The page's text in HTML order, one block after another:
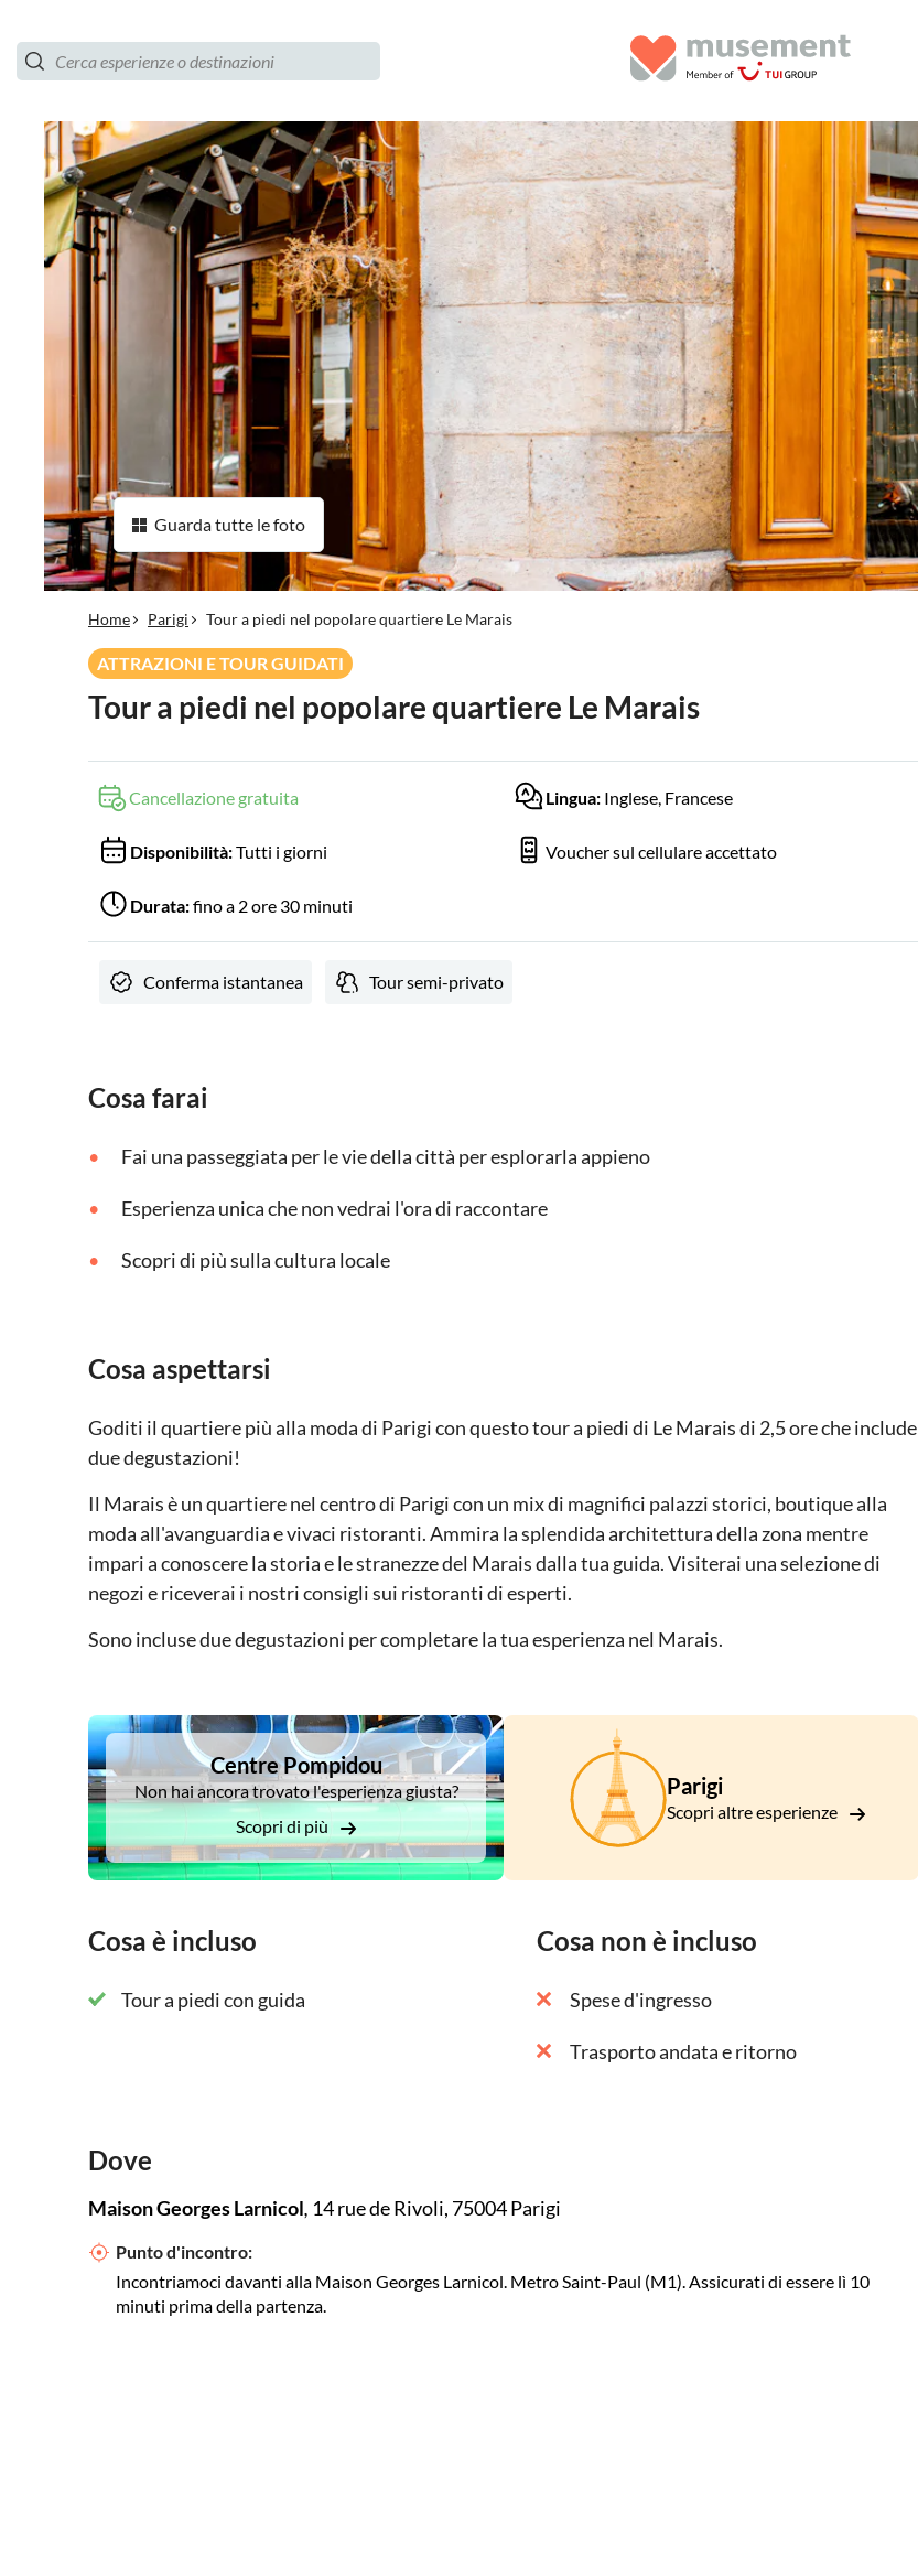
Guarda tutte le foto
Home Parigi Tour a piedi nel popolare quartiere Le Marais
ATTRAZIONI E TOUR GUIDATI
Tour a piedi nel popolare quartiere Le Marais
Cancellazione gratuita Lingua: Inglese, Francese
Disponibilità:Tutti i giorni Voucher sul cellulare accettato
Durata:fino a 2 ore 30 minuti
Conferma istantanea Tour semi-privato
Cosa farai
Fai una passeggiata per le vie della città per esplorarla appieno
Esperienza unica che non vedrai l'ora di raccontare
Scopri di più sulla cultura locale
Cosa aspettarsi
Goditi il quartiere più alla moda di Parigi con questo tour a piedi di Le Marais di 2,5 ore che include
due degustazioni!
Il Marais è un quartiere nel centro di Parigi con un mix di magnifici palazzi storici, boutique alla
moda all'avanguardia e vivaci ristoranti. Ammira la splendida architettura della zona mentre
impari a conoscere la storia e le stranezze del Marais dalla tua guida. Visiterai una selezione di
negozi e riceverai i nostri consigli sui ristoranti di esperti.
Sono incluse due degustazioni per completare la tua esperienza nel Marais.
DSA1Centre Pompidou
Centre Pompidou
Non hai ancora trovato l'esperienza giusta?
Scopri di più
Parigi
Scopri altre esperienze
Cosa è incluso
Tour a piedi con guida
Cosa non è incluso
Spese d'ingresso
Trasporto andata e ritorno
Dove
Maison Georges Larnicol, 14 rue de Rivoli, 75004 Parigi
Punto d'incontro:
Incontriamoci davanti alla Maison Georges Larnicol. Metro Saint-Paul (M1). Assicurati di essere lì 10
minuti prima della partenza.